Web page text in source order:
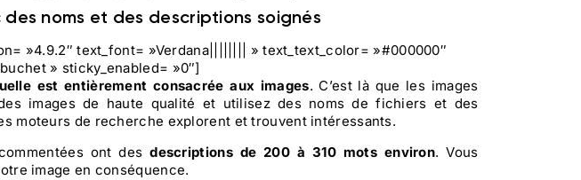
noms et des descriptions soignés
»4.9.2″ text_font= »Verdana|||||||| » text_text_color= »#000000″
» sticky_enabled= »0″]
est entièrement consacrée aux images. C’est là que les images
images de haute qualité et utilisez des noms de fichiers et des
moteurs de recherche explorent et trouvent intéressants.
ont desdescriptions de 200 à 310 mots environ. Vous
image en conséquence.